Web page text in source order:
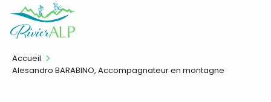
contenu
FR
Accueil
Alesandro BARABINO, Accompagnateur en montagne